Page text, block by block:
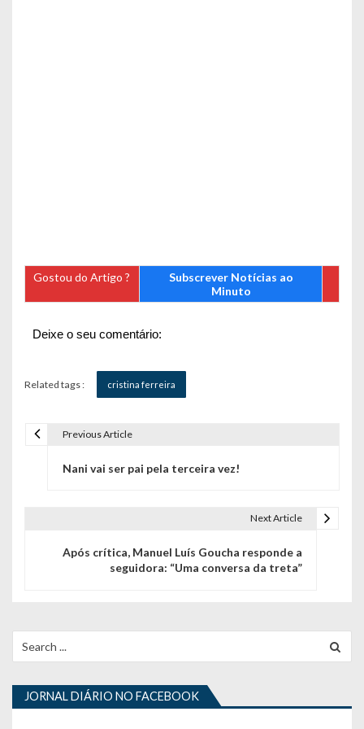
Gostou do Artigo ?
Subscrever Notícias ao
Minuto
Deixe o seu comentário:
Related tags : cristina ferreira
ã
o
d
Previous Article
Nani vai ser pai pela terceira vez!
Next Article
Após crítica, Manuel Luís Goucha responde a
seguidora: “Uma conversa da treta”
for:
JORNAL DIÁRIO NO FACEBOOK